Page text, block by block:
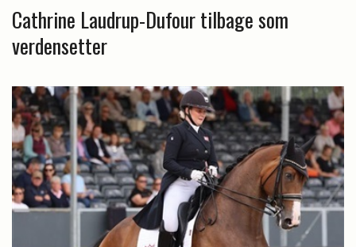
Cathrine Laudrup-Dufour tilbage som
verdensetter